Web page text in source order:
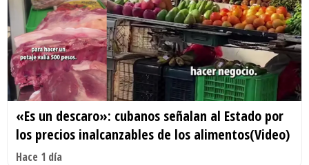
«Es un descaro»: cubanos señalan al Estado por
los precios inalcanzables de los alimentos(Video)
Hace 1 día